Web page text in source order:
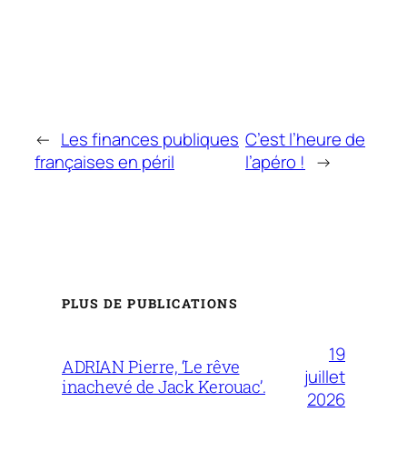
← Les finances publiques
françaises en péril
C’est l’heure de
l’apéro ! →
PLUS DE PUBLICATIONS
ADRIAN Pierre, ‘Le rêve
inachevé de Jack Kerouac’.
19
juillet
2026